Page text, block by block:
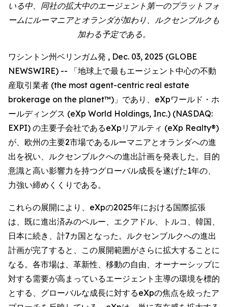
いる中、同社の拡大中のエージェント第一のプラットフォ
ームにルーマニアとオランダが加わり、ルクセンブルクも
加わる予定である。
ワシントン州ベリンガム発 , Dec. 03, 2025 (GLOBE
NEWSWIRE) -- 「地球上で最もエージェント中心の不動
産取引業者 (the most agent-centric real estate
brokerage on the planet™)」であり、eXpワールド・ホ
ールディングス (eXp World Holdings, Inc.) (NASDAQ:
EXPI) の主要子会社であるeXpリアルティ (eXp Realty®)
が、欧州の主要2市場であるルーマニアとオランダへの進
出を祝い、ルクセンブルクへの進出計画を発表した。目的
意識と高い影響力を持つグローバル成長を遂げた1年の、
力強い締めくくりである。
これらの展開により、eXpの2025年における国際拡張
は、既に進出済みのペルー、エクアドル、トルコ、韓国、
日本に続き、計7カ国となった。ルクセンブルクへの進出
計画が完了すると、この展開範囲がさらに拡大することに
なる。各市場は、革新性、移動の自由、オーナーシップに
対する需要が高まっているエージェント主導の環境を標的
とする、グローバルな成長に対するeXpの焦点を絞ったア